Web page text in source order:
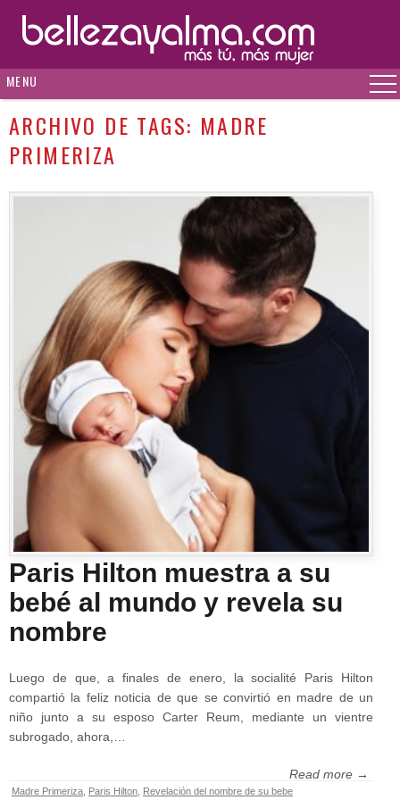
MENU
ARCHIVO DE TAGS: MADRE
PRIMERIZA
Paris Hilton muestra a su
bebé al mundo y revela su
nombre
Luego de que, a finales de enero, la socialité Paris Hilton
compartió la feliz noticia de que se convirtió en madre de un
niño junto a su esposo Carter Reum, mediante un vientre
subrogado, ahora,…
Read more →
Madre Primeriza Paris Hilton Revelación del nombre de su bebe